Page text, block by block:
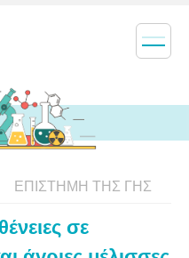
ΕΠΙΣΤΉΜΗ ΤΗΣ ΓΗΣ
σε